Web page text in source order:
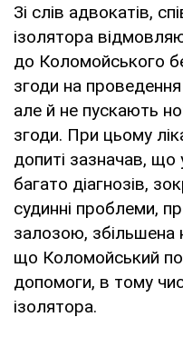
Зі слів адвокатів,
ізолятора
до Коломойського
згоди на
але й не пускають
згоди. При цьому
допиті зазначав, що
багато діагнозів,
судинні проблеми,
залозою, збільшена
що Коломойський
допомоги, в тому
ізолятора.